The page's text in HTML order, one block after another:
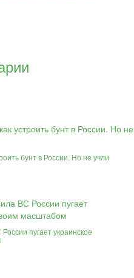
бунт в России. Но не учли
пугает украинское